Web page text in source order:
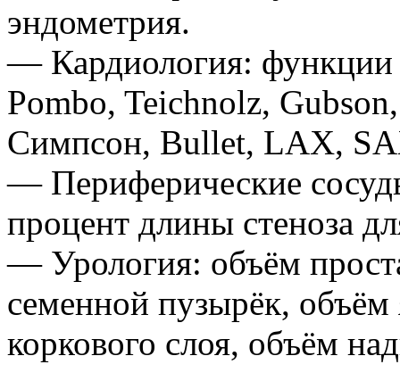
эндометрия.
— Кардиология: функции
Pombo, Teichnolz,
Симпсон, Bullet, LAX,
— Периферические
процент длины стеноза
— Урология: объём
семенной пузырёк,
коркового слоя, объём